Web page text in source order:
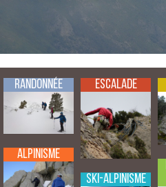
Randonnée
Alpinisme
Escalade
Ski-Alpinisme